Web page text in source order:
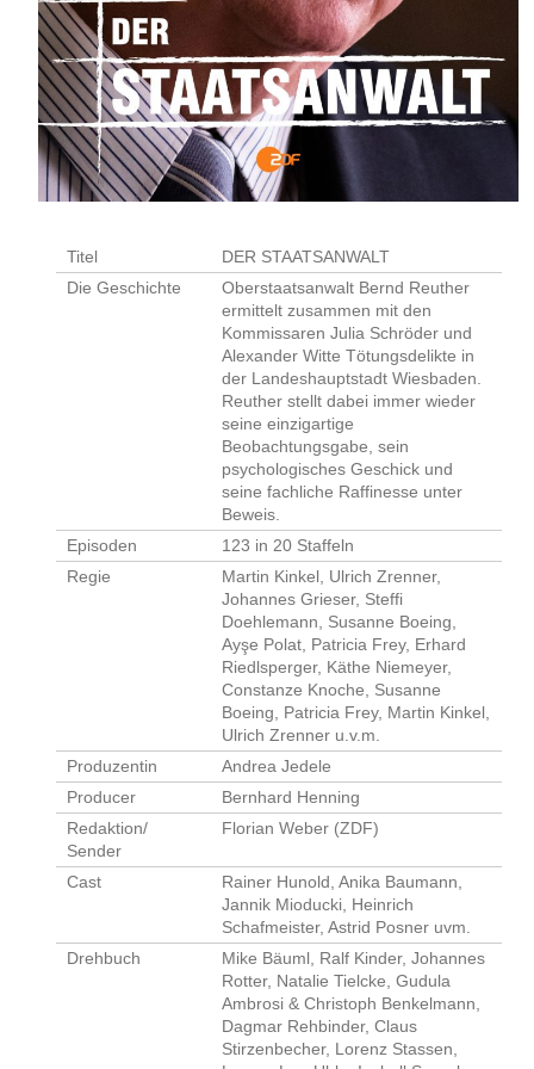
Titel
DER STAATSANWALT
Die Geschichte
Oberstaatsanwalt Bernd Reuther
ermittelt zusammen mit den
Kommissaren Julia Schröder und
Alexander Witte Tötungsdelikte in
der Landeshauptstadt Wiesbaden.
Reuther stellt dabei immer wieder
seine einzigartige
Beobachtungsgabe, sein
psychologisches Geschick und
seine fachliche Raffinesse unter
Beweis.
Episoden
123 in 20 Staffeln
Regie
Martin Kinkel, Ulrich Zrenner,
Johannes Grieser, Steffi
Doehlemann, Susanne Boeing,
Ayşe Polat, Patricia Frey, Erhard
Riedlsperger, Käthe Niemeyer,
Constanze Knoche, Susanne
Boeing, Patricia Frey, Martin Kinkel,
Ulrich Zrenner u.v.m.
Produzentin
Andrea Jedele
Producer
Bernhard Henning
Redaktion/
Sender
Florian Weber (ZDF)
Cast
Rainer Hunold, Anika Baumann,
Jannik Mioducki, Heinrich
Schafmeister, Astrid Posner uvm.
Drehbuch
Mike Bäuml, Ralf Kinder, Johannes
Rotter, Natalie Tielcke, Gudula
Ambrosi & Christoph Benkelmann,
Dagmar Rehbinder, Claus
Stirzenbecher, Lorenz Stassen,